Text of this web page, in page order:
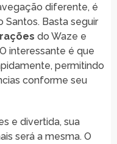
diferente, é
Santos. Basta seguir
do Waze e
interessante é que
permitindo
conforme seu
e divertida, sua
será a mesma. O